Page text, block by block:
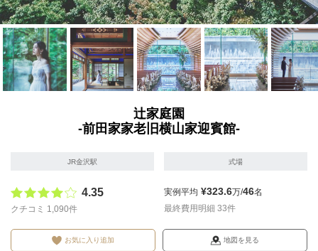
辻家庭園
-前田家家老旧横山家迎賓館-
JR金沢駅 式場
4.35
クチコミ 1,090件
実例平均 ¥323.6万/46名
最終費用明細 33件
お気に入り追加 地図を見る